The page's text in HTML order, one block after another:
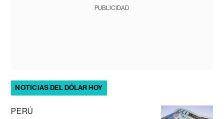
PUBLICIDAD
NOTICIAS DEL DÓLAR HOY
PERÚ